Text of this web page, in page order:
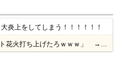
炎上をしてしまう！！！！！！
ｗｗ」 → サンルーフが閉まっていて無事車内に発射